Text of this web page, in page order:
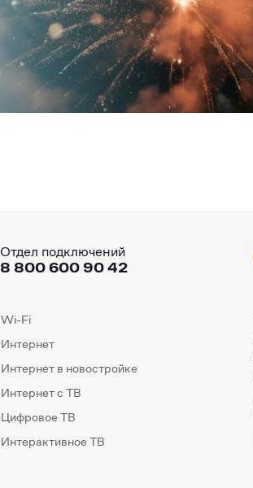
Отдел подключений
8 800 600 90 42
Wi-Fi
Интернет
Интернет в новостройке
Интернет с ТВ
Цифровое ТВ
Интерактивное ТВ